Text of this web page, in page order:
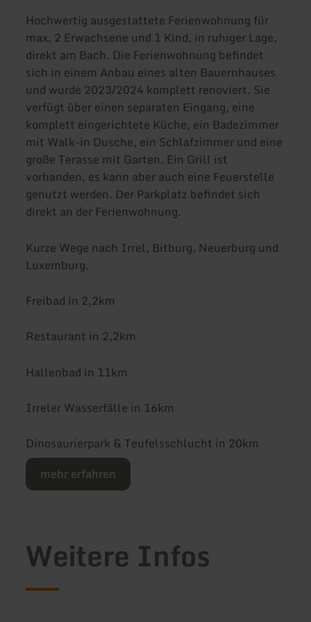
Hochwertig ausgestattete Ferienwohnung für
max. 2 Erwachsene und 1 Kind, in ruhiger Lage,
direkt am Bach. Die Ferienwohnung befindet
sich in einem Anbau eines alten Bauernhauses
und wurde 2023/2024 komplett renoviert. Sie
verfügt über einen separaten Eingang, eine
komplett eingerichtete Küche, ein Badezimmer
mit Walk-in Dusche, ein Schlafzimmer und eine
große Terasse mit Garten. Ein Grill ist
vorhanden, es kann aber auch eine Feuerstelle
genutzt werden. Der Parkplatz befindet sich
direkt an der Ferienwohnung.
Kurze Wege nach Irrel, Bitburg, Neuerburg und
Luxemburg.
Freibad in 2,2km
Restaurant in 2,2km
Hallenbad in 11km
Irreler Wasserfälle in 16km
Dinosaurierpark & Teufelsschlucht in 20km
mehr erfahren
Weitere Infos